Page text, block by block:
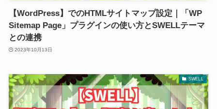
【WordPress】でのHTMLサイトマップ設定｜「WP
Sitemap Page」プラグインの使い方とSWELLテーマ
との連携
2023年10月13日
SWELL